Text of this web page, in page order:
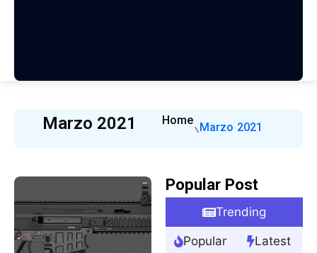
Marzo 2021 Home
Marzo 2021
Popular Post
Trending
Popular Latest